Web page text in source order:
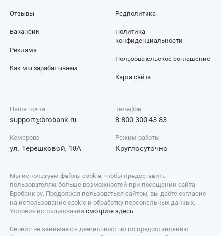
Отзывы Редполитика
Вакансии
Реклама
Как мы зарабатываем
Политика
конфиденциальности
Пользовательское соглашение
Карта сайта
Наша почта
support@brobank.ru
Телефон
8 800 300 43 83
Кемерово
ул. Терешковой, 18А
Режим работы
Круглосуточно
Мы используем файлы cookie, чтобы предоставить
пользователям больше возможностей при посещении сайта
Бробанк.ру. Продолжая пользоваться сайтом, вы даёте согласие
на использование cookie и обработку персональных данных.
Условия использования смотрите здесь.
Сервис не занимается деятельностью по предоставлению